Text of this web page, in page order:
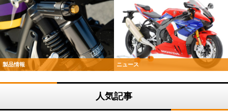
製品情報 ニュース
人気記事